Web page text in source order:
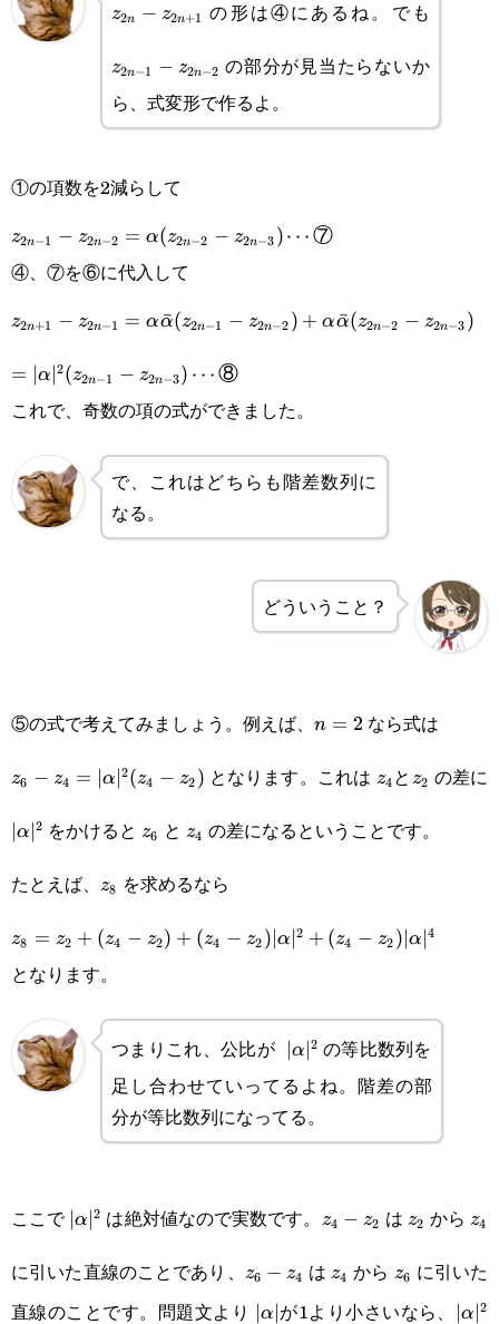
z2n − z2n+1 の形は④にあるね。でも
z2n−1 − z2n−2 の部分が見当たらないか
ら、式変形で作るよ。
①の項数を2減らして
2}=\alpha(z_{2n-
3})\cdots\text{⑦}
z2n−1 − z2n−2 = α(z2n−2 − z2n−3 )⋯ ⑦
④、⑦を⑥に代入して
1}-z_{2n-
2})+\alpha\bar\alpha(z_{2n-
2}-z_{2n-
3})\\=|\alpha|^2(z_{2n-1}-
z_{2n-3})\cdots\text{⑧}
z2n+1 − z2n−1 = αα
ˉ(z2n−1 − z2n−2 ) + αα
ˉ(z2n−2 − z2n−3 )
= α 2(z2n−1 − z2n−3) ⋯⑧
これで、奇数の項の式ができました。
で、これはどちらも階差数列に
なる。
どういうこと？
⑤の式で考えてみましょう。例えば、 n=2
n = 2 なら式は
z_2)
z6 − z4 = ∣α ∣2(z4 − z2 ) となります。これは z4 と z2 の差に
|\alpha|^2
α ∣2 をかけるとz6 と z4 の差になるということです。
たとえば、 z8 を求めるなら
z_8=z_2+(z_4-
z_2)+(z_4-
(z_4-
z_2)|\alpha|^4
z8 = z2 + (z4 − z2) + (z4 − z2 ) α 2 + (z4 − z2 ) α 4
となります。
つまりこれ、公比が |\alpha|^2
α 2 の等比数列を
足し合わせていってるよね。階差の部
分が等比数列になってる。
ここで |\alpha|^2
∣α ∣2 は絶対値なので実数です。 z4 − z2 はz2 からz4
に引いた直線のことであり、
z_4
z6 − z4 はz4 から z6 に引いた
直線のことです。問題文より
|\alpha|
α が1より小さいなら、 α ∣2